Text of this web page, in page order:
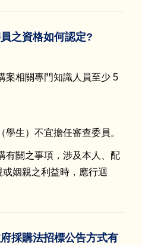
之資格如何認定?
案相關專門知識人員至少 5
生）不宜擔任審查委員。
有關之事項，涉及本人、配
姻親之利益時，應行迴
採購法招標公告方式有